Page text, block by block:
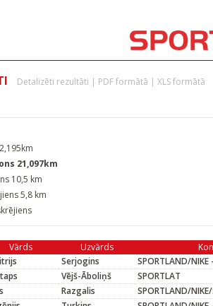
Detalizēti rezultāti | PDF formātā | XLS formātā
21,097km
10,5 km
5,8 km
Vārds Uzvārds
Serjogins
SPORTLAND/NIKE
Vējš-Āboliņš
SPORTLAT
Razgalis
SPORTLAND/